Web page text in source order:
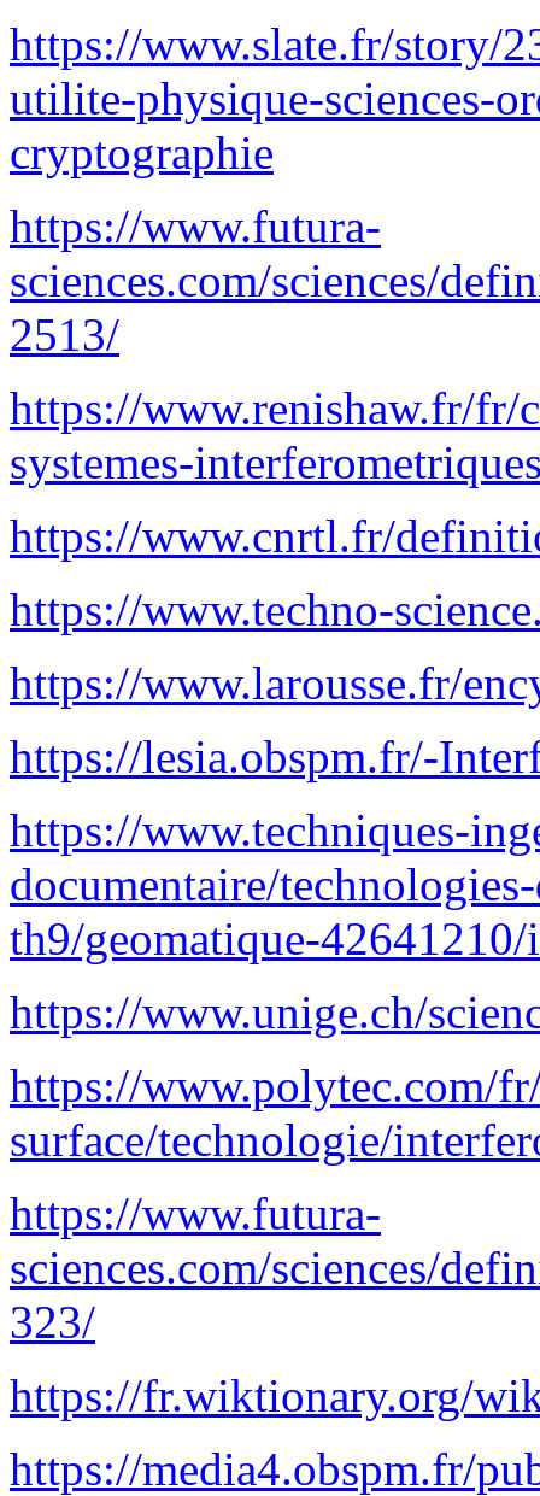
https://www.slate.fr/story/
utilite-physique-sciences-
cryptographie
https://www.futura-
sciences.com/sciences/
2513/
https://www.renishaw.fr/fr/
systemes-
https://www.cnrtl.fr/
https://www.techno-
https://www.larousse.fr/
https://lesia.obspm.fr/-
https://www.techniques-
documentaire/
th9/geomatique-
https://www.unige.ch/
https://www.polytec.com/
surface/technologie/
https://www.futura-
sciences.com/sciences/
323/
https://fr.wiktionary.org/
https://media4.obspm.fr/